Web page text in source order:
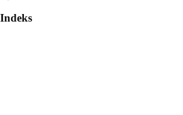
Indeks